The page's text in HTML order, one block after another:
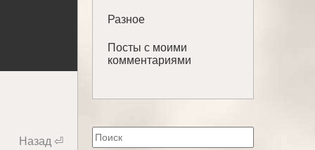
Назад ⏎
Разное
Посты с моими
комментариями